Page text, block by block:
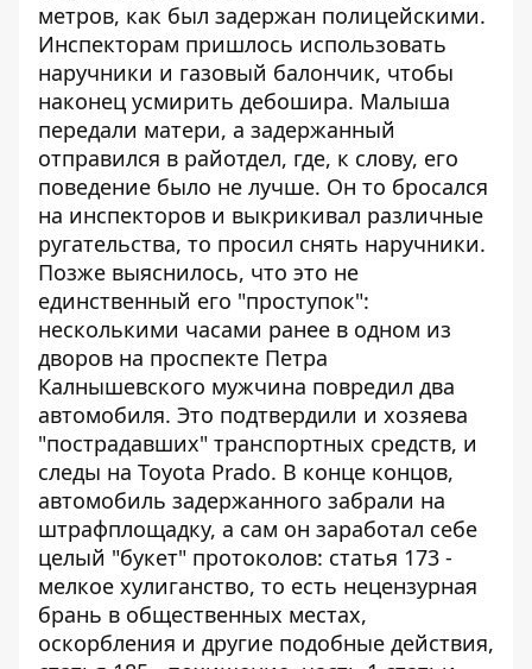
метров, как был задержан полицейскими.
Инспекторам пришлось использовать
наручники и газовый балончик, чтобы
наконец усмирить дебошира. Малыша
передали матери, а задержанный
отправился в райотдел, где, к слову, его
поведение было не лучше. Он то бросался
на инспекторов и выкрикивал различные
ругательства, то просил снять наручники.
Позже выяснилось, что это не
единственный его "проступок":
несколькими часами ранее в одном из
дворов на проспекте Петра
Калнышевского мужчина повредил два
автомобиля. Это подтвердили и хозяева
"пострадавших" транспортных средств, и
следы на Toyota Prado. В конце концов,
автомобиль задержанного забрали на
штрафплощадку, а сам он заработал себе
целый "букет" протоколов: статья 173 -
мелкое хулиганство, то есть нецензурная
брань в общественных местах,
оскорбления и другие подобные действия,